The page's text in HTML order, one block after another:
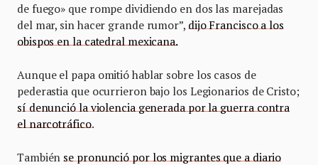
de fuego» que rompe dividiendo en dos las marejadas
del mar, sin hacer grande rumor”, dijo Francisco a los
obispos en la catedral mexicana.
Aunque el papa omitió hablar sobre los casos de
pederastia que ocurrieron bajo los Legionarios de Cristo;
sí denunció la violencia generada por la guerra contra
el narcotráfico.
También se pronunció por los migrantes que a diario